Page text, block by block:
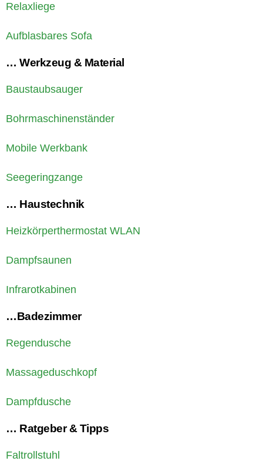
Relaxliege
Aufblasbares Sofa
… Werkzeug & Material
Baustaubsauger
Bohrmaschinenständer
Mobile Werkbank
Seegeringzange
… Haustechnik
Heizkörperthermostat WLAN
Dampfsaunen
Infrarotkabinen
…Badezimmer
Regendusche
Massageduschkopf
Dampfdusche
… Ratgeber & Tipps
Faltrollstuhl